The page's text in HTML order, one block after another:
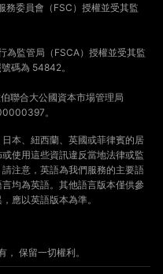
委員會（FSC）授權並受其監
監管局（FSCA）授權並受其監
碼為 54842。
聯合大公國資本市場管理局
。
本、紐西蘭、英國或菲律賓的居
使用這些資訊違反當地法律或監
注意，英語為我們服務的主要語
均為英語。其他語言版本僅供參
應以英語版本為準。
保留一切權利。